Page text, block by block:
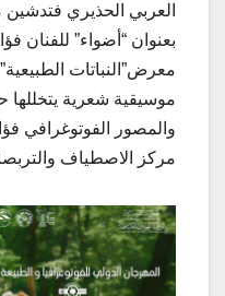
العربي الحذيري
بعنوان “أضواء” للفنان
معرض”النباتات
موسيقية شعرية يتخللها
والمصور الفوتوغرافي
مركز الاصطياف